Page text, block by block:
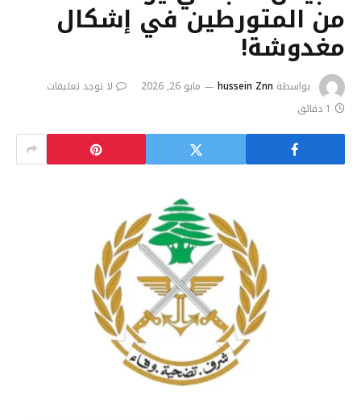
من المتورطين في إشكال
مغدوشة!
بواسطة hussein Znn مايو 26, 2026
لا توجد تعليقات
1 دقائق